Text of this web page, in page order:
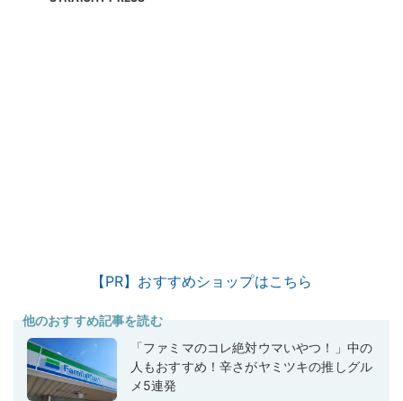
【PR】おすすめショップはこちら
他のおすすめ記事を読む
「ファミマのコレ絶対ウマいやつ！」中の
人もおすすめ！辛さがヤミツキの推しグル
メ5連発